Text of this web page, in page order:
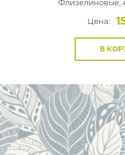
Флизелиновые,
Цена:
В